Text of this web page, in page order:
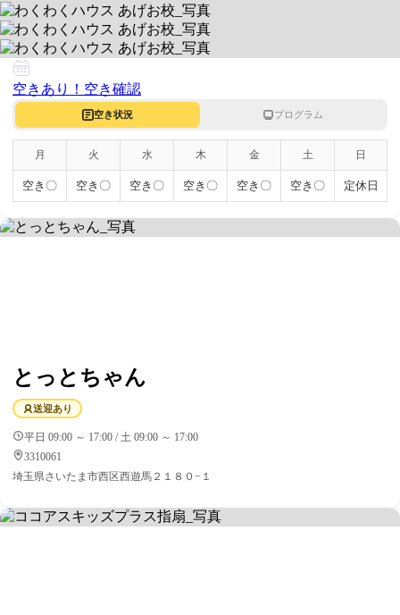
平日 10:00~18:00 / 土 9:00~17:00
3620074 埼玉県上尾市春日1-4-16 エペ1FーA号室
空きあり！ 空き確認
空き状況 プログラム
月 火 水 木 金 土 日
空き〇 空き〇 空き〇 空き〇 空き〇 空き〇 定休日
とっとちゃん
送迎あり
平日 09:00 ～ 17:00 / 土 09:00 ～ 17:00
3310061
埼玉県さいたま市西区西遊馬２１８０−１